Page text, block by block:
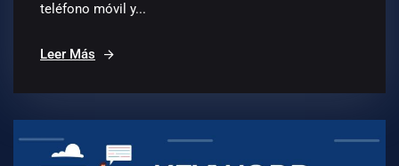
teléfono móvil y...
Leer Más